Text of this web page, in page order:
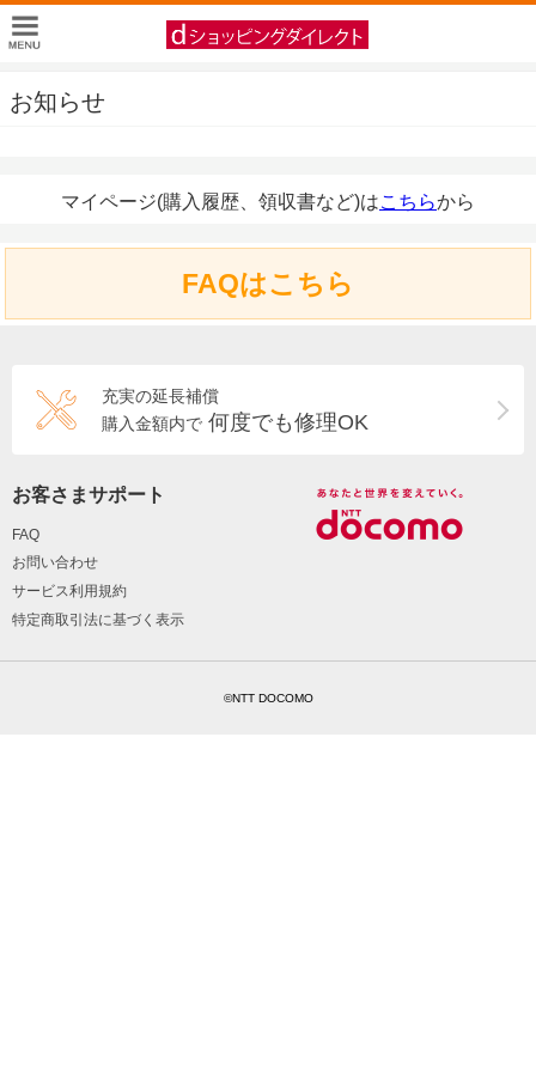
お知らせ
マイページ(購入履歴、領収書など)はこちらから
FAQはこちら
充実の延長補償
購入金額内で 何度でも修理OK
お客さまサポート
FAQ
お問い合わせ
サービス利用規約
特定商取引法に基づく表示
©NTT DOCOMO